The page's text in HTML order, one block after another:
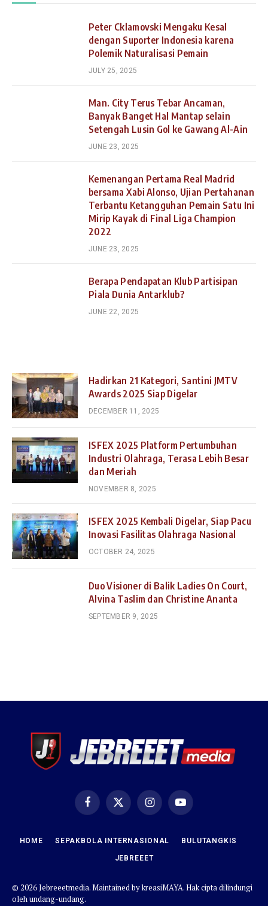
Peter Cklamovski Mengaku Kesal
dengan Suporter Indonesia karena
Polemik Naturalisasi Pemain
JULY 25, 2025
Man. City Terus Tebar Ancaman,
Banyak Banget Hal Mantap selain
Setengah Lusin Gol ke Gawang Al-Ain
JUNE 23, 2025
Kemenangan Pertama Real Madrid
bersama Xabi Alonso, Ujian Pertahanan
Terbantu Ketangguhan Pemain Satu Ini
Mirip Kayak di Final Liga Champion
2022
JUNE 23, 2025
Berapa Pendapatan Klub Partisipan
Piala Dunia Antarklub?
JUNE 22, 2025
Hadirkan 21 Kategori, Santini JMTV
Awards 2025 Siap Digelar
DECEMBER 11, 2025
ISFEX 2025 Platform Pertumbuhan
Industri Olahraga, Terasa Lebih Besar
dan Meriah
NOVEMBER 8, 2025
ISFEX 2025 Kembali Digelar, Siap Pacu
Inovasi Fasilitas Olahraga Nasional
OCTOBER 24, 2025
Duo Visioner di Balik Ladies On Court,
Alvina Taslim dan Christine Ananta
SEPTEMBER 9, 2025
FacebookX
(Twitter)
InstagramYouTube
HOME SEPAKBOLA INTERNASIONAL BULUTANGKIS
JEBREEET
© 2026 Jebreeetmedia. Maintained bykreasiMAYA. Hak cipta dilindungi
oleh undang-undang.